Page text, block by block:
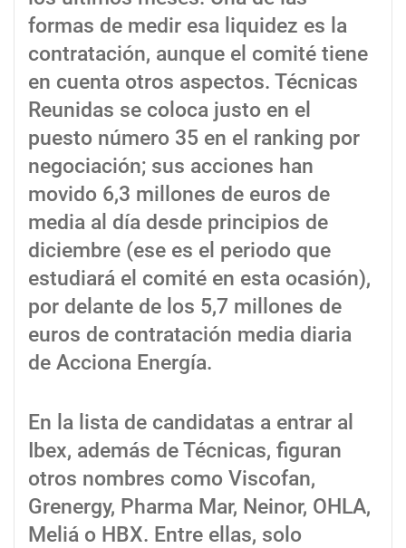
formas de medir esa liquidez es la
contratación, aunque el comité tiene
en cuenta otros aspectos. Técnicas
Reunidas se coloca justo en el
puesto número 35 en el ranking por
negociación; sus acciones han
movido 6,3 millones de euros de
media al día desde principios de
diciembre (ese es el periodo que
estudiará el comité en esta ocasión),
por delante de los 5,7 millones de
euros de contratación media diaria
de Acciona Energía.
En la lista de candidatas a entrar al
Ibex, además de Técnicas, figuran
otros nombres como Viscofan,
Grenergy, Pharma Mar, Neinor, OHLA,
Meliá o HBX. Entre ellas, solo